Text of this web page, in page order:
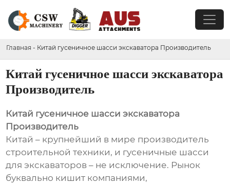
Главная - Китай гусеничное шасси экскаватора Производитель
Китай гусеничное шасси экскаватора
Производитель
Китай гусеничное шасси экскаватора
Производитель
Китай – крупнейший в мире производитель
строительной техники, и гусеничные шасси
для экскаваторов – не исключение. Рынок
буквально кишит компаниями,